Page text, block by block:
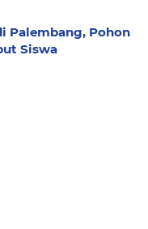
Palembang, Pohon
Siswa